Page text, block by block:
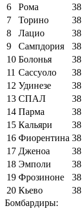
6
Рома 38
7
Торино 38
8
Лацио 38
9
Сампдория 38
10 Болонья 38
11 Сассуоло 38
12 Удинезе 38
13 СПАЛ 38
14 Парма 38
15 Кальяри 38
16 Фиорентина 38
17 Дженоа 38
18 Эмполи 38
19 Фрозиноне 38
20 Кьево 38
Бомбардиры: